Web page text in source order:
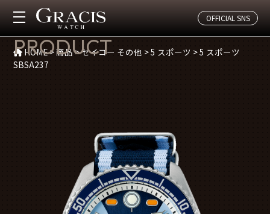
OFFICIAL SNS
商品紹介
PRODUCT
HOME>商品>セイコー その他 >5 スポーツ >5 スポーツ
SBSA237